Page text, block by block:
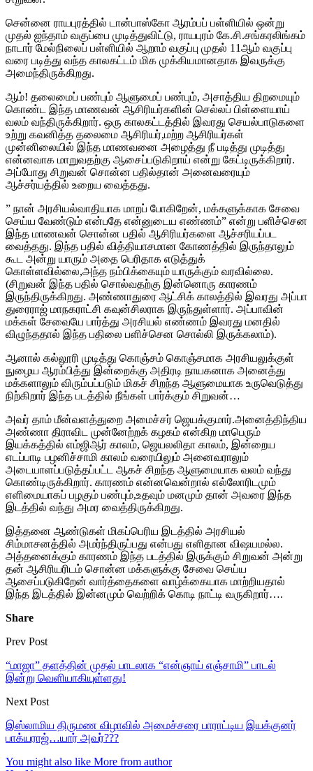
சென்னை ராயபுரத்தில் டான்பாஸ்கோ ஆரம்பப் பள்ளியில் ஒன்று
முதல் ஐந்தாம் வகுப்பை முடித்துவிட்டு, ராயபுரம் கே.சி.சங்கரலிங்கம்
நாடார் மேல்நிலைப் பள்ளியில் ஆறாம் வகுப்பு முதல் 11ஆம் வகுப்பு
வரை படித்து வந்த காலகட்டம் மிக முக்கியமானதாக இவருக்கு
அமைந்திருக்கிறது.
ஆம்! தலைமைப் பண்பும் ஆளுமைப் பண்பும், அசாத்திய திறமையும்
கொண்ட இந்த மாணவன் ஆசிரியர்களின் செல்லப் பிள்ளையாய்
வலம் வந்திருக்கிறார். ஒரு காலகட்டத்தில் இவரது செயல்பாடுகளை
உற்று கவனித்த தலைமை ஆசிரியர்,மற்ற ஆசிரியர்கள்
முன்னிலையில் இந்த மாணவனை அழைத்து நீ படித்து முடித்து
என்னவாக மாறுவதற்கு ஆசைப்படுகிறாய் என்று கேட்டிருக்கிறார்.
அப்போது சிறுவன் சொன்ன பதில்தான் அனைவரையும்
ஆச்சர்யத்தில் உறைய வைத்தது.
” நான் அரசியல்வாதியாக மாறப் போகிறேன், மக்களுக்காக சேவை
செய்ய வேண்டும் என்பதே என்னுடைய எண்ணம்” என்று பளிச்சென
இந்த மாணவன் சொன்ன பதில் ஆசிரியர்களை ஆச்சரியப்பட
வைத்தது. இந்த பதில் வித்தியாசமான கோணத்தில் இருந்தாலும்
கூட அன்று யாரும் அதை பெரிதாக எடுத்துக்
கொள்ளவில்லை,அந்த நம்பிக்கையும் யாருக்கும் வரவில்லை.
(சிறுவன் இந்த பதில் சொல்வதற்கு இன்னொரு காரணம்
இருந்திருக்கிறது. அண்ணாதுரை ஆட்சிக் காலத்தில் இவரது அப்பா
துரைராஜ் மாநகராட்சி கவுன்சிலராக இருந்துள்ளார். அப்பாவின்
மக்கள் சேவையே பார்த்து அரசியல் எண்ணம் இவரது மனதில்
விழுந்ததால் இந்த பதிலை பளிச்சென சொல்லி இருக்கலாம்).
ஆனால் கல்லூரி முடித்து கொஞ்சம் கொஞ்சமாக அரசியலுக்குள்
நுழைய ஆரம்பித்து இன்றைக்கு அதிரடி நாயகனாக அனைத்து
மக்களாலும் விரும்பப்படும் மிகச் சிறந்த ஆளுமையாக உருவெடுத்து
நிற்கிறார் இந்த படத்தில் நீங்கள் பார்க்கும் சிறுவன்…
அவர் தாம் மீன்வளத்துறை அமைச்சர் ஜெயக்குமார்.அனைத்திந்திய
அண்ணா திராவிட முன்னேற்றக் கழகம் என்கிற மாபெரும்
இயக்கத்தில் எம்ஜிஆர் காலம், ஜெயலலிதா காலம், இன்றைய
எடப்பாடி பழனிச்சாமி காலம் வரையிலும் அனைவராலும்
அடையாளப்படுத்தப்பட்ட ஆகச் சிறந்த ஆளுமையாக வலம் வந்து
கொண்டிருக்கிறார். காரணம் என்னவென்றால் எல்லோரிடமும்
எளிமையாகப் பழகும் பண்பும்,உதவும் மனமும் தான் அவரை இந்த
இடத்தில் வந்து அமர வைத்திருக்கிறது.
இத்தனை ஆண்டுகள் மிகப்பெரிய இடத்தில் அரசியல்
சிம்மாசனத்தில் அமர்ந்திருப்பது என்பது எளிதான விஷயமல்ல.
அத்தனைக்கும் காரணம் இந்த படத்தில் இருக்கும் சிறுவன் அன்று
தன் ஆசிரியரிடம் சொன்ன மக்களுக்கு சேவை செய்ய
ஆசைப்படுகிறேன் வார்த்தைகளை வாழ்க்கையாக மாற்றியதால்
இந்த இடத்தில் இன்னமும் வெற்றிக் கொடி நாட்டி வருகிறார்….
Share
Prev Post
“மாஜா” தளத்தின் முதல் பாடலாக “என்ஞாய் எஞ்சாமி” பாடல்
இன்று வெளியாகியுள்ளது!
Next Post
இஸ்லாமிய திருமண விழாவில் அமைச்சரை பாராட்டிய இயக்குனர்
பாக்யராஜ்…யார் அவர்???
You might also like More from author